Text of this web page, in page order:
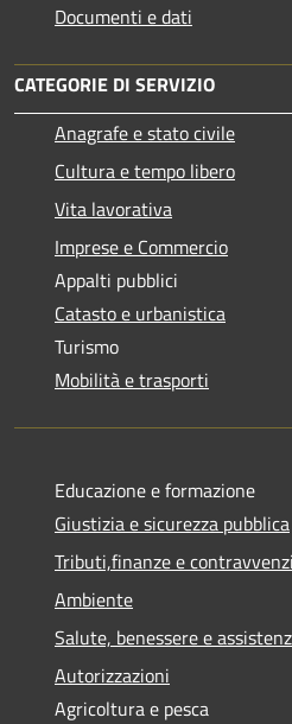
Documenti e dati
CATEGORIE DI SERVIZIO
Anagrafe e stato civile
Cultura e tempo libero
Vita lavorativa
Imprese e Commercio
Appalti pubblici
Catasto e urbanistica
Turismo
Mobilità e trasporti
Educazione e formazione
Giustizia e sicurezza pubblica
Tributi,finanze e
Ambiente
Salute, benessere e
Autorizzazioni
Agricoltura e pesca